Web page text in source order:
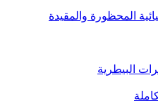
المحظورة والمقيدة
البيطرية